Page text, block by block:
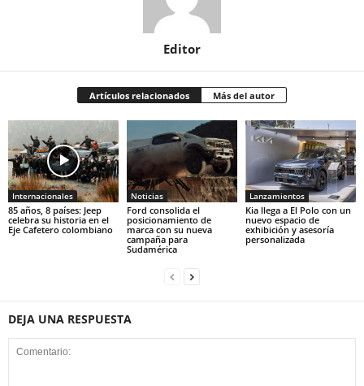
Editor
Artículos relacionados Más del autor
Internacionales
85 años, 8 países: Jeep
celebra su historia en el
Eje Cafetero colombiano
Noticias
Ford consolida el
posicionamiento de
marca con su nueva
campaña para
Sudamérica
Lanzamientos
Kia llega a El Polo con un
nuevo espacio de
exhibición y asesoría
personalizada
DEJA UNA RESPUESTA